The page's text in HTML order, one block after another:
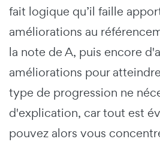
fait logique qu’il faille
améliorations au
la note de A, puis encore
améliorations pour
type de progression ne
d'explication, car tout est
pouvez alors vous